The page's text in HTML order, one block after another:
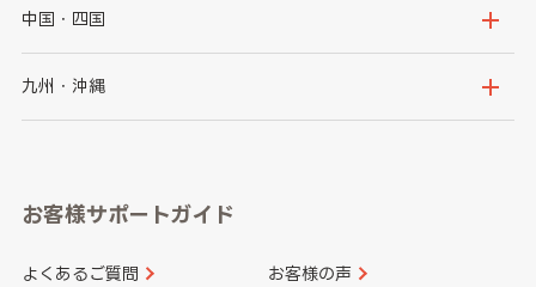
千葉県
神奈川県
石川県
山梨県
愛知県
大阪府
京都府
和歌山県
中国・四国
鳥取県
山口県
香川県 愛媛県
九州・沖縄
長崎県
大分県 宮崎県
お客様サポートガイド
よくあるご質問 お客様の声